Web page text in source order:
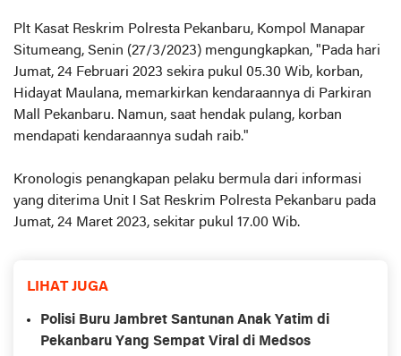
Plt Kasat Reskrim Polresta Pekanbaru, Kompol Manapar
Situmeang, Senin (27/3/2023) mengungkapkan, "Pada hari
Jumat, 24 Februari 2023 sekira pukul 05.30 Wib, korban,
Hidayat Maulana, memarkirkan kendaraannya di Parkiran
Mall Pekanbaru. Namun, saat hendak pulang, korban
mendapati kendaraannya sudah raib."
Kronologis penangkapan pelaku bermula dari informasi
yang diterima Unit I Sat Reskrim Polresta Pekanbaru pada
Jumat, 24 Maret 2023, sekitar pukul 17.00 Wib.
LIHAT JUGA
Polisi Buru Jambret Santunan Anak Yatim di
Pekanbaru Yang Sempat Viral di Medsos